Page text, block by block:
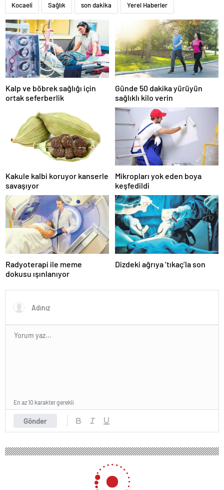
Kocaeli Sağlık son dakika Yerel Haberler
Kalp ve böbrek sağlığı için
ortak seferberlik
Günde 50 dakika yürüyün
sağlıklı kilo verin
Kakule kalbi koruyor kanserle
savaşıyor
Mikropları yok eden boya
keşfedildi
Radyoterapi ile meme
dokusu ışınlanıyor
Dizdeki ağrıya ‘tıkaç’la son
Gönder
En az 10 karakter gerekli